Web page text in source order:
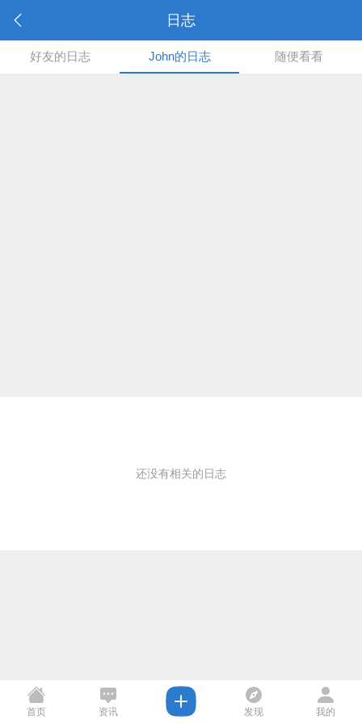
日志
好友的日志 John的日志 随便看看
还没有相关的日志
首页 资讯 发现 我的